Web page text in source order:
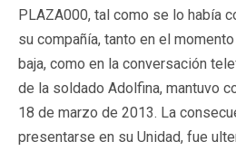
PLAZA000, tal como se lo había
su compañía, tanto en el
baja, como en la conversación
de la soldado Adolfina, mantuvo
18 de marzo de 2013. La
presentarse en su Unidad, fue